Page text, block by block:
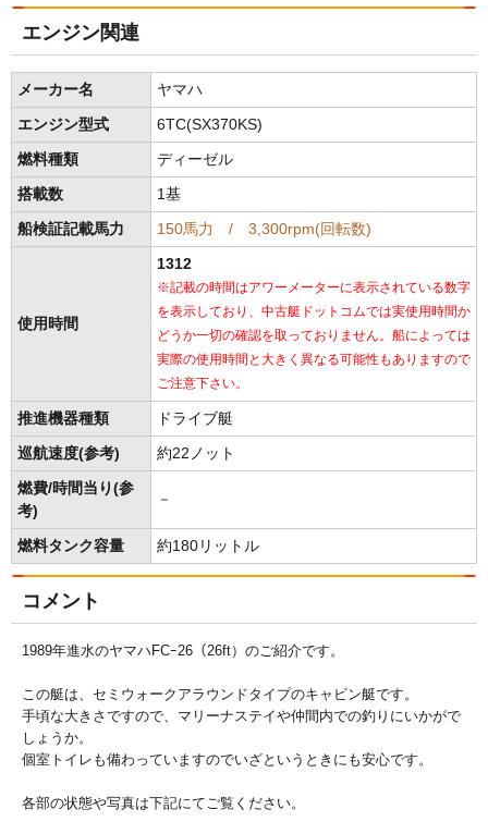
エンジン関連
メーカー名 ヤマハ
エンジン型式 6TC(SX370KS)
燃料種類 ディーゼル
搭載数 1基
船検証記載馬力 150馬力 / 3,300rpm(回転数)
使用時間
1312
※記載の時間はアワーメーターに表示されている数字
を表示しており、中古艇ドットコムでは実使用時間か
どうか一切の確認を取っておりません。船によっては
実際の使用時間と大きく異なる可能性もありますので
ご注意下さい。
推進機器種類 ドライブ艇
巡航速度(参考) 約22ノット
燃費/時間当り(参
考)
－
燃料タンク容量 約180リットル
コメント
1989年進水のヤマハFCｰ26（26ft）のご紹介です。
この艇は、セミウォークアラウンドタイプのキャビン艇です。
手頃な大きさですので、マリーナステイや仲間内での釣りにいかがで
しょうか。
個室トイレも備わっていますのでいざというときにも安心です。
各部の状態や写真は下記にてご覧ください。